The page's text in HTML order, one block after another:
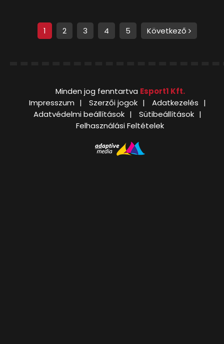
1 2 3 4 5 Következő
Minden jog fenntartva Esport1 Kft.
Impresszum
Szerzői jogok
Adatkezelés
Adatvédelmi beállítások
Sütibeállítások
Felhasználási Feltételek